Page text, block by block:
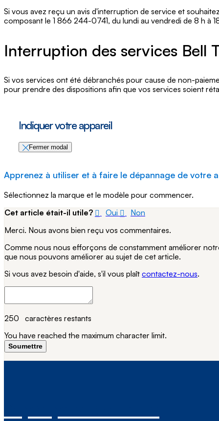
Si vous avez reçu un avis d'interruption de service et
composant le 1 866 244-0741, du lundi au vendredi de 8 h à
Interruption des services Bell
Si vos services ont été débranchés pour cause de non-
pour prendre des dispositions afin que vos services soient
Indiquer votre appareil
Fermer modal
Apprenez à utiliser et à faire le dépannage de votre
Sélectionnez la marque et le modèle pour commencer.
Cet article était-il utile?
Oui
Non
Merci. Nous avons bien reçu vos commentaires.
Comme nous nous efforçons de constamment améliorer
que nous pouvons améliorer au sujet de cet article.
Si vous avez besoin d'aide, s'il vous plaît contactez-nous.
250 caractères restants
You have reached the maximum character limit.
Soumettre